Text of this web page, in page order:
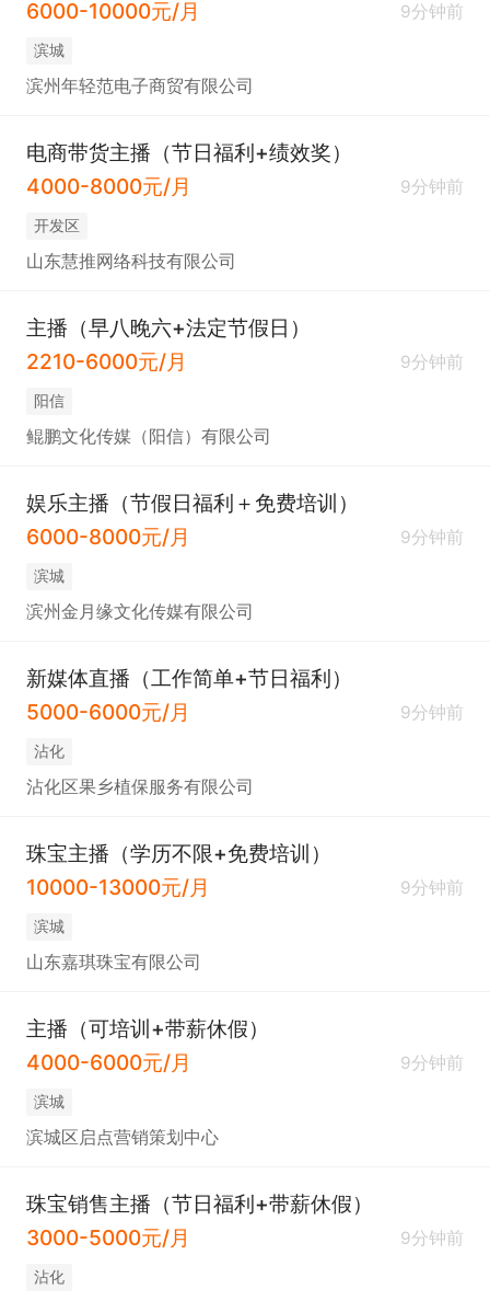
6000-10000元/月 9分钟前
滨城
滨州年轻范电子商贸有限公司
电商带货主播（节日福利+绩效奖）
4000-8000元/月
9分钟前
开发区
山东慧推网络科技有限公司
主播（早八晚六+法定节假日）
2210-6000元/月
9分钟前
阳信
鲲鹏文化传媒（阳信）有限公司
娱乐主播（节假日福利＋免费培训）
6000-8000元/月
9分钟前
滨城
滨州金月缘文化传媒有限公司
新媒体直播（工作简单+节日福利）
5000-6000元/月
9分钟前
沾化
沾化区果乡植保服务有限公司
珠宝主播（学历不限+免费培训）
10000-13000元/月
9分钟前
滨城
山东嘉琪珠宝有限公司
主播（可培训+带薪休假）
4000-6000元/月
9分钟前
滨城
滨城区启点营销策划中心
珠宝销售主播（节日福利+带薪休假）
3000-5000元/月
9分钟前
沾化